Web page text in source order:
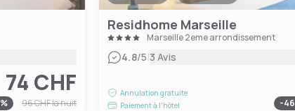
74 CHF
% 96 CHFla nuit
Residhome Marseille
Marseille 2eme arrondissement
4.8/5|3 Avis
Annulation gratuite
Paiement à l'hôtel
-46